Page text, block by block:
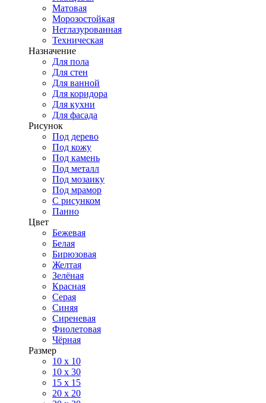
Матовая
Морозостойкая
Неглазурованная
Техническая
Назначение
Для пола
Для стен
Для ванной
Для коридора
Для кухни
Для фасада
Рисунок
Под дерево
Под кожу
Под камень
Под металл
Под мозаику
Под мрамор
С рисунком
Панно
Цвет
Бежевая
Белая
Бирюзовая
Желтая
Зелёная
Красная
Серая
Синяя
Сиреневая
Фиолетовая
Чёрная
Размер
10 х 10
10 x 30
15 x 15
20 х 20